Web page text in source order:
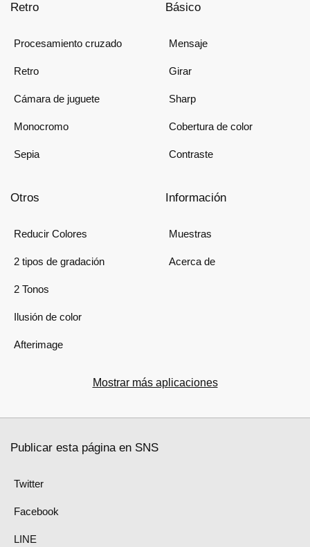
Retro
Procesamiento cruzado
Retro
Cámara de juguete
Monocromo
Sepia
Básico
Mensaje
Girar
Sharp
Cobertura de color
Contraste
Otros
Reducir Colores
2 tipos de gradación
2 Tonos
Ilusión de color
Afterimage
Información
Muestras
Acerca de
Mostrar más aplicaciones
Publicar esta página en SNS
Twitter
Facebook
LINE